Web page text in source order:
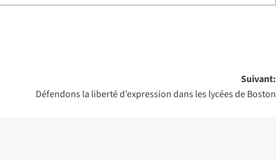
Suivant:
Défendons la liberté d’expression dans les lycées de Boston